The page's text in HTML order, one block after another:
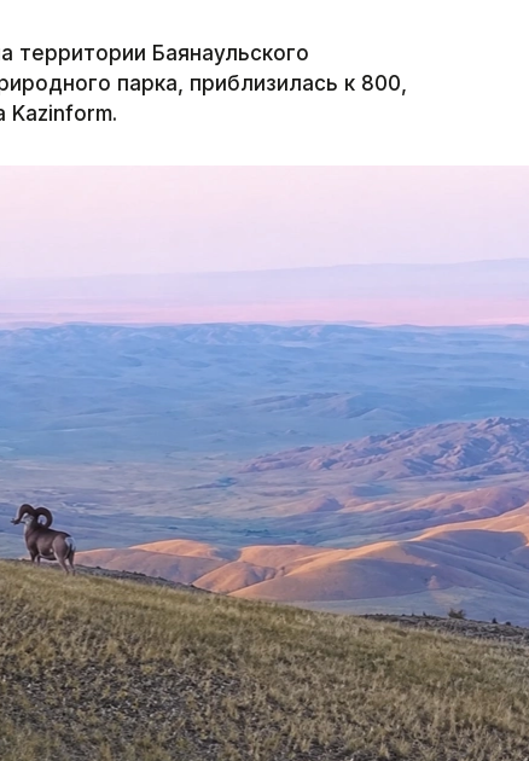
территории Баянаульского
парка, приблизилась к 800,
Kazinform.